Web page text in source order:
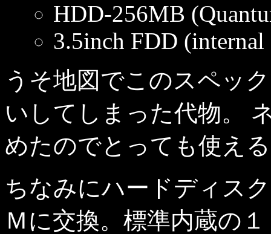
HDD-256MB
3.5inch FDD (internal
うそ地図でこのスペッ
いしてしまった代物。
めたのでとっても使え
ちなみにハードディス
Ｍに交換。標準内蔵の